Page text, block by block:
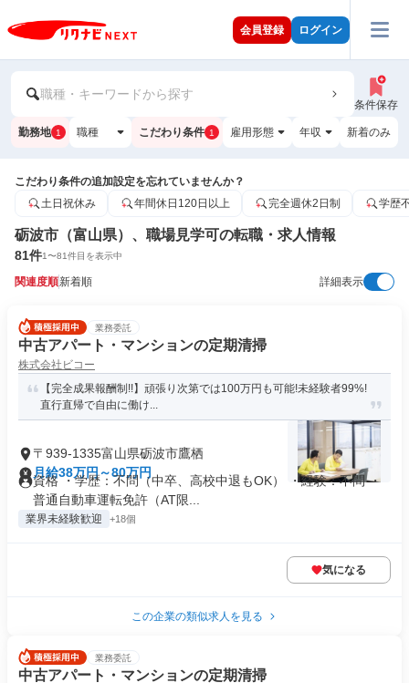
会員登録 ログイン
職種・キーワードから探す
条件保存
勤務地 1 職種 こだわり条件 1 雇用形態 年収 新着のみ
こだわり条件の追加設定を忘れていませんか？
土日祝休み
年間休日120日以上 完全週休2日制 学歴
砺波市（富山県）、職場見学可の転職・求人情報
81件1〜81件目を表示中
関連度順新着順 詳細表示
業務委託
中古アパート・マンションの定期清掃
株式会社ビコー
【完全成果報酬制!!】頑張り次第では100万円も可能!未経験者99%!
直行直帰で自由に働け...
〒939-1335富山県砺波市鷹栖
月給38万円～80万円
資格 ・学歴：不問（中卒、高校中退もOK） ・経験：不問 ・
普通自動車運転免許（AT限...
業界未経験歓迎 +18個
気になる
この企業の類似求人を見る
業務委託
中古アパート・マンションの定期清掃